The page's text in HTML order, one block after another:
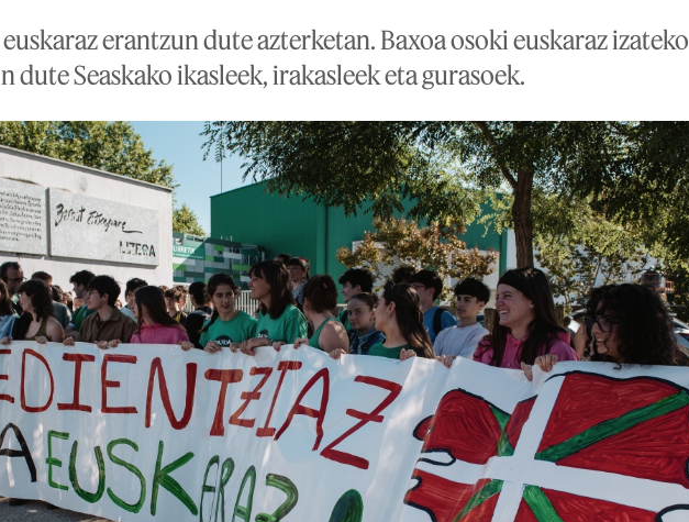
erantzun dute azterketan. Baxoa osoki euskaraz izateko
dute Seaskako ikasleek, irakasleek eta gurasoek.